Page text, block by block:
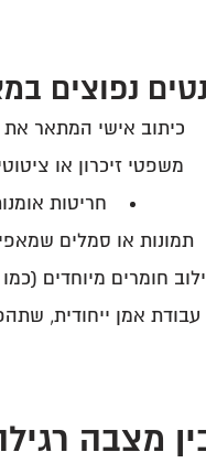
נפוצים
כיתוב אישי המתאר את
משפטי זיכרון או
חריטות
תמונות או סמלים
חומרים מיוחדים (כמו
עבודת אמן ייחודית,
מצבה